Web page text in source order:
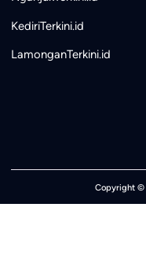
KediriTerkini.id
LamonganTerkini.id
Copyright ©